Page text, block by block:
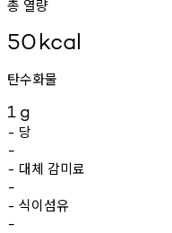
총 열량
50kcal
탄수화물
1 g
- 당
-
- 대체 감미료
-
- 식이섬유
-